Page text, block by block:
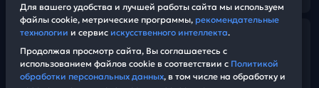
Ольга Сергеевна Калимуллина.
занятия на кружке
Для вашего удобства и лучшей работы сайта мы используем
файлы cookie, метрические программы, рекомендательные
технологии и сервис искусственного интеллекта.
Продолжая просмотр сайта, Вы соглашаетесь с
использованием файлов cookie в соответствии с Политикой
обработки персональных данных, в том числе на обработку и